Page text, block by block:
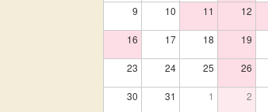
9 10 11 12
16 17 18 19
23 24 25 26
30 31 1 2